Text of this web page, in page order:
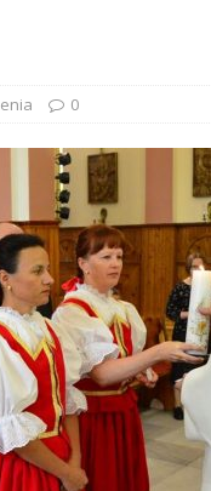
Porcjunkuli. Uczciliśmy
Dursztynianki z pierwszym
ZESPÓŁ REGIONALNY
0